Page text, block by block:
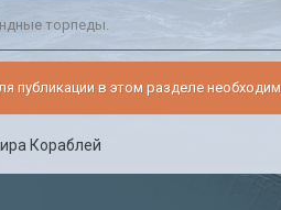
торпеды.
публикации в этом разделе
Кораблей